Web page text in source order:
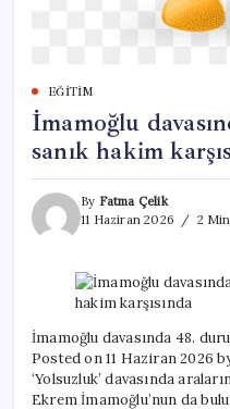
EĞITIM
İmamoğlu
sanık hakim
By Fatma Çelik
11 Haziran 2026
2
İmamoğlu davasında 48.
Posted on 11 Haziran 2026
‘Yolsuzluk’ davasında
Ekrem İmamoğlu’nun da